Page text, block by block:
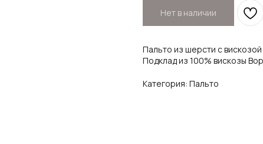
Нет в наличии
Пальто из шерсти с
Подклад из 100% вискозы
Категория: Пальто